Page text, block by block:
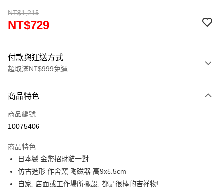
NT$1,215
NT$729
付款與運送方式
超取滿NT$999免運
信用卡一次付款
信用卡分期付款
合作金庫商業銀行
華南商業銀行
上海商業儲蓄銀行
台北富邦商業銀行
國泰世華商業銀行
兆豐國際商業銀行
超商取貨付款
LINE Pay
商品特色
商品編號
10075406
商品特色
日本製 金幣招財貓一對
仿古造形 作舍窯 陶磁器 高9x5.5cm
自家, 店面或工作場所擺設, 都是很棒的吉祥物!